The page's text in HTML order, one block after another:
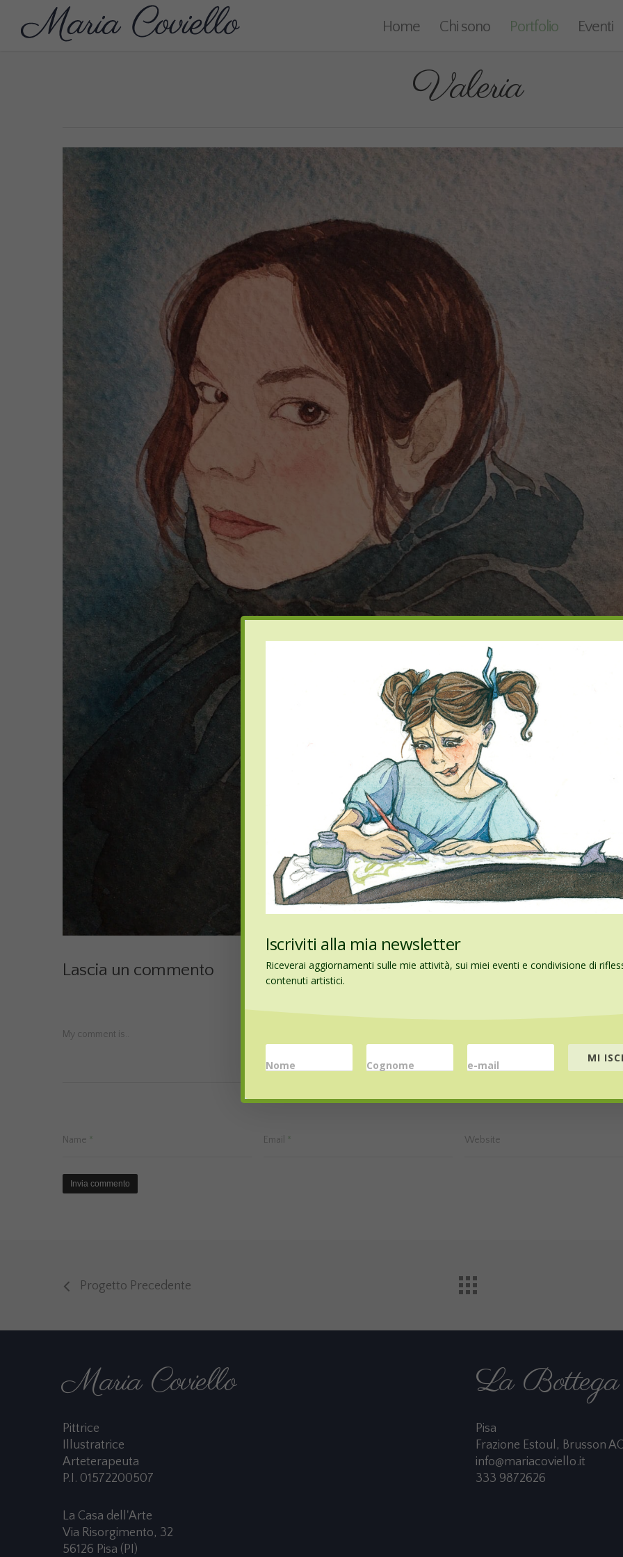
Home Chi sono Portfolio Eventi
Valeria
Lascia un commento
My comment is..
Name * Email * Website
Progetto Precedente
Maria Coviello
Pittrice
Illustratrice
Arteterapeuta
P.I. 01572200507
La Casa dell'Arte
Via Risorgimento, 32
56126 Pisa (PI)
La Bottega
Pisa
Frazione Estoul, Brusson
info@mariacoviello.it
333 9872626
Iscriviti alla mia newsletter
Riceverai aggiornamenti sulle mie attività, sui miei eventi e condivisione di
contenuti artistici.
Nome Cognome e-mail
MI